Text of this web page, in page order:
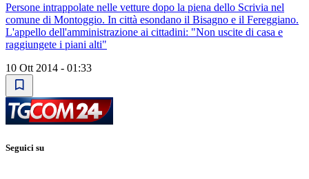
Persone intrappolate nelle vetture dopo la piena dello Scrivia nel
comune di Montoggio. In città esondano il Bisagno e il Fereggiano.
L'appello dell'amministrazione ai cittadini: "Non uscite di casa e
raggiungete i piani alti"
10 Ott 2014 - 01:33
Seguici su